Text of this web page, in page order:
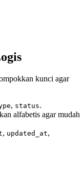
kunci agar
, status.
alfabetis agar mudah
, updated_at,